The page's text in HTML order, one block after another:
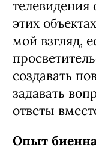
телевидения
этих
мой взгляд,
создавать
задавать
ответы
Опыт